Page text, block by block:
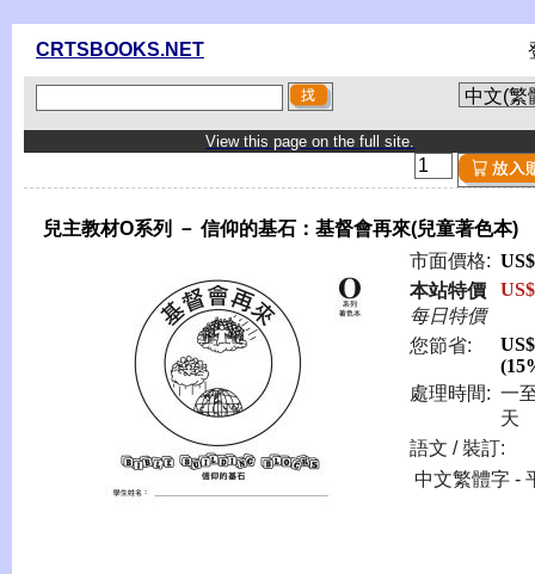
CRTSBOOKS.NET
View this page on the full site.
兒主教材O系列 － 信仰的基石：基督會再來(兒童著色本)
市面價格:
本站特價
每日特價
您節省:
處理時間: 一
天
語文 / 裝訂:
中文繁體字 -